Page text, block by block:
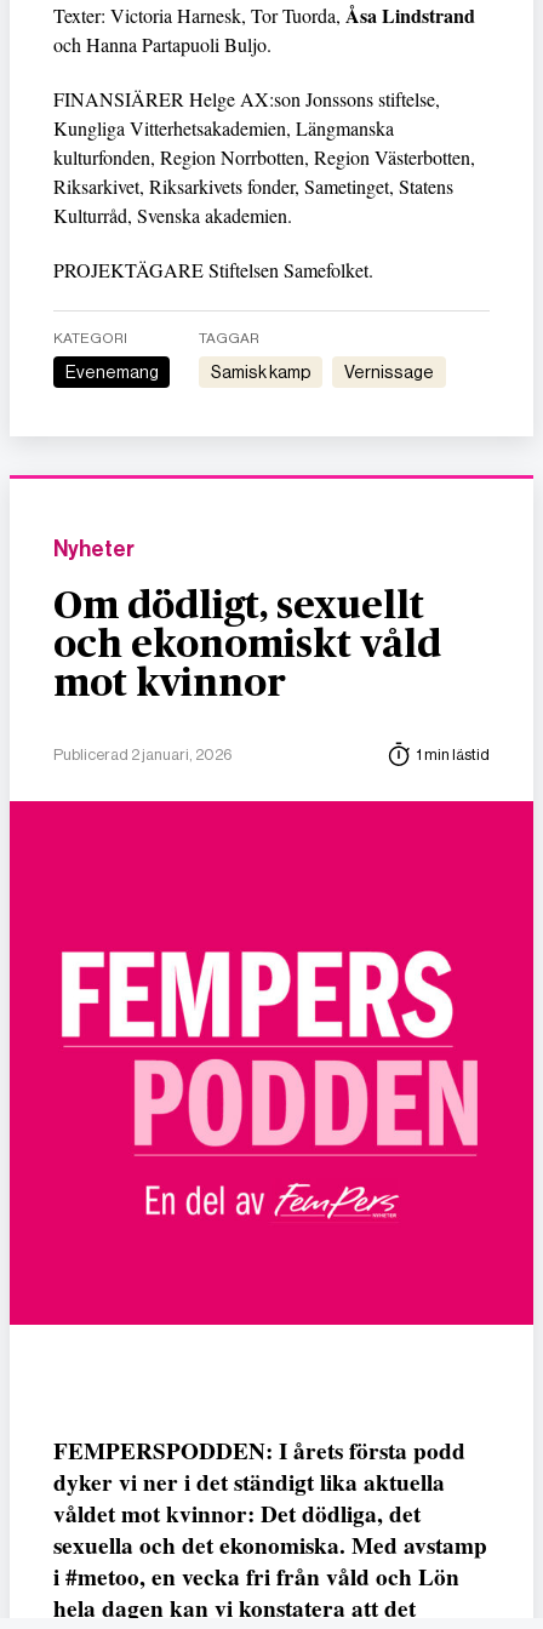
Texter: Victoria Harnesk, Tor Tuorda, Åsa Lindstrand
och Hanna Partapuoli Buljo.
FINANSIÄRER Helge AX:son Jonssons stiftelse,
Kungliga Vitterhetsakademien, Längmanska
kulturfonden, Region Norrbotten, Region Västerbotten,
Riksarkivet, Riksarkivets fonder, Sametinget, Statens
Kulturråd, Svenska akademien.
PROJEKTÄGARE Stiftelsen Samefolket.
KATEGORI
Evenemang
TAGGAR
samisk kamp Vernissage
Nyheter
Om dödligt, sexuellt
och ekonomiskt våld
mot kvinnor
Publicerad 2 januari, 2026 1 min lästid
FEMPERSPODDEN: I årets första podd
dyker vi ner i det ständigt lika aktuella
våldet mot kvinnor: Det dödliga, det
sexuella och det ekonomiska. Med avstamp
i #metoo, en vecka fri från våld och Lön
hela dagen kan vi konstatera att det